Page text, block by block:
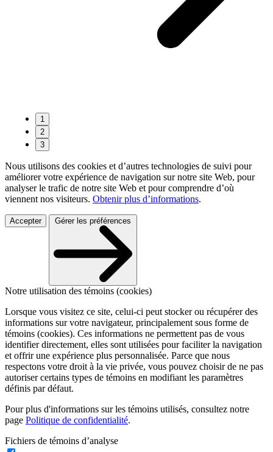
1
2
3
Nous utilisons des cookies et d’autres technologies de suivi pour
améliorer votre expérience de navigation sur notre site Web, pour
analyser le trafic de notre site Web et pour comprendre d’où
viennent nos visiteurs. Obtenir plus d’informations.
Accepter
Notre utilisation des témoins (cookies)
Lorsque vous visitez ce site, celui-ci peut stocker ou récupérer des
informations sur votre navigateur, principalement sous forme de
témoins (cookies). Ces informations ne permettent pas de vous
identifier directement, elles sont utilisées pour faciliter la navigation
et offrir une expérience plus personnalisée. Parce que nous
respectons votre droit à la vie privée, vous pouvez choisir de ne pas
autoriser certains types de témoins en modifiant les paramètres
définis par défaut.
Pour plus d'informations sur les témoins utilisés, consultez notre
page Politique de confidentialité.
Fichiers de témoins d’analyse